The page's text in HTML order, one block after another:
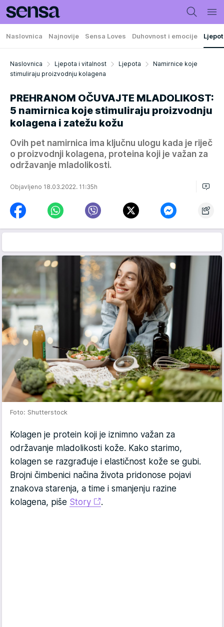
Naslovnica Najnovije Sensa Loves Duhovnost i emocije
Naslovnica Ljepota i vitalnost Ljepota
Namirnice koje
stimuliraju proizvodnju kolagena
PREHRANOM OČUVAJTE MLADOLIKOST:
5 namirnica koje stimuliraju proizvodnju
kolagena i zatežu kožu
Ovih pet namirnica ima ključnu ulogu kada je riječ
o proizvodnji kolagena, proteina koji je važan za
održavanje mladolikosti.
Objavljeno 18.03.2022. 11:35h
Foto: Shutterstock
Kolagen je protein koji je iznimno važan za
održavanje mladolikosti kože. Kako starimo,
kolagen se razgrađuje i elastičnost kože se gubi.
Brojni čimbenici načina života pridonose pojavi
znakova starenja, a time i smanjenju razine
kolagena, piše Story .